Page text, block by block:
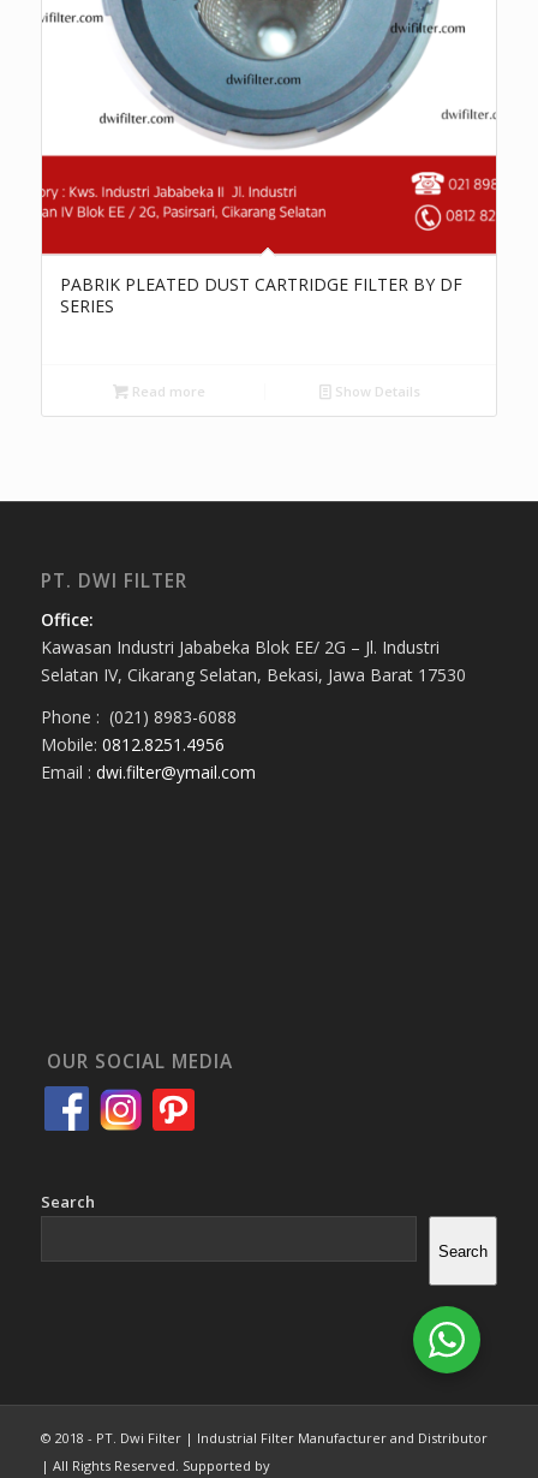
PABRIK PLEATED DUST CARTRIDGE FILTER BY DF
SERIES
Read more Show Details
PT. DWI FILTER
Office:
Kawasan Industri Jababeka Blok EE/ 2G – Jl. Industri
Selatan IV, Cikarang Selatan, Bekasi, Jawa Barat 17530
Phone : (021) 8983-6088
Mobile: 0812.8251.4956
Email : dwi.filter@ymail.com
OUR SOCIAL MEDIA
Search
Search
© 2018 - PT. Dwi Filter | Industrial Filter Manufacturer and Distributor
| All Rights Reserved. Supported by